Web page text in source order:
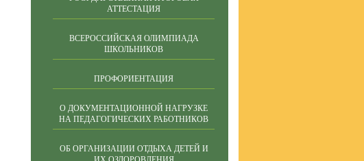
АТТЕСТАЦИЯ
ВСЕРОССИЙСКАЯ ОЛИМПИАДА
ШКОЛЬНИКОВ
ПРОФОРИЕНТАЦИЯ
О ДОКУМЕНТАЦИОННОЙ НАГРУЗКЕ
НА ПЕДАГОГИЧЕСКИХ РАБОТНИКОВ
ОБ ОРГАНИЗАЦИИ ОТДЫХА ДЕТЕЙ И